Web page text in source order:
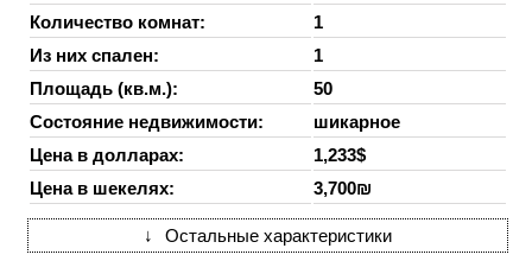
Количество комнат:
1
Из них спален:
1
Площадь (кв.м.):
50
Состояние недвижимости:
шикарное
Цена в долларах:
1,233$
Цена в шекелях:
3,700₪
↓ Остальные характеристики